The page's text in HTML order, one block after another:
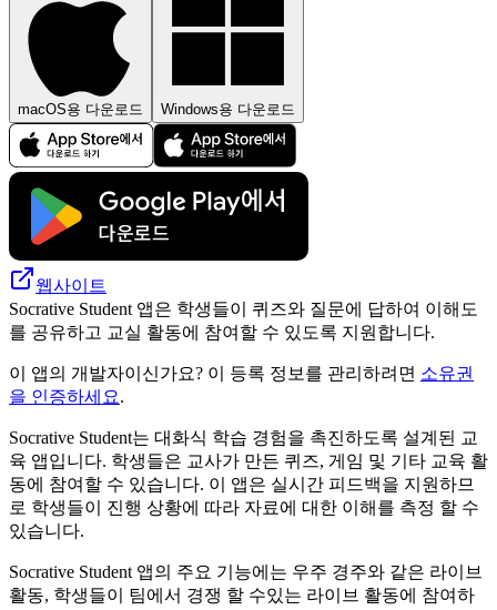
macOS용 다운로드 Windows용 다운로드
웹사이트
Socrative Student 앱은 학생들이 퀴즈와 질문에 답하여 이해도
를 공유하고 교실 활동에 참여할 수 있도록 지원합니다.
이 앱의 개발자이신가요? 이 등록 정보를 관리하려면 소유권
을 인증하세요.
Socrative Student는 대화식 학습 경험을 촉진하도록 설계된 교
육 앱입니다. 학생들은 교사가 만든 퀴즈, 게임 및 기타 교육 활
동에 참여할 수 있습니다. 이 앱은 실시간 피드백을 지원하므
로 학생들이 진행 상황에 따라 자료에 대한 이해를 측정 할 수
있습니다.
Socrative Student 앱의 주요 기능에는 우주 경주와 같은 라이브
활동, 학생들이 팀에서 경쟁 할 수있는 라이브 활동에 참여하